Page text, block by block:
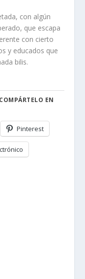
con algún
que escapa
con cierto
y educados que
bilis.
EN
Pinterest